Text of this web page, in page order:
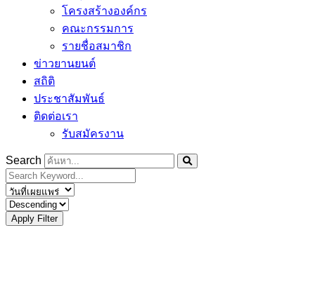
โครงสร้างองค์กร
คณะกรรมการ
รายชื่อสมาชิก
ข่าวยานยนต์
สถิติ
ประชาสัมพันธ์
ติดต่อเรา
รับสมัครงาน
Search
Apply Filter